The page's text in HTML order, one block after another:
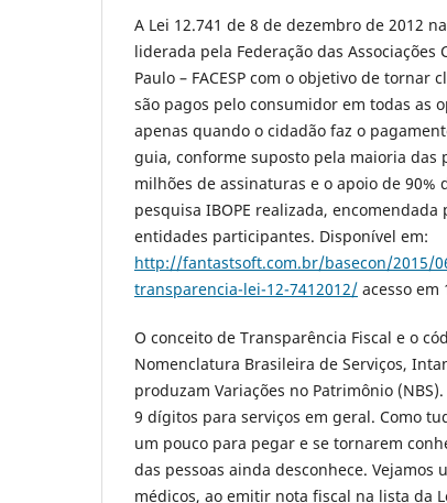
A Lei 12.741 de 8 de dezembro de 2012
liderada pela Federação das Associações
Paulo – FACESP com o objetivo de tornar
são pagos pelo consumidor em todas as
apenas quando o cidadão faz o
guia, conforme suposto pela maioria das
milhões de assinaturas e o apoio de 90%
pesquisa IBOPE realizada, encomendada
entidades participantes. Disponível em:
http://fantastsoft.com.br/basecon/2015/
transparencia-lei-12-7412012/ acesso em
O conceito de Transparência Fiscal e o
Nomenclatura Brasileira de Serviços,
produzam Variações no Patrimônio
9 dígitos para serviços em geral. Como
um pouco para pegar e se tornarem
das pessoas ainda desconhece. Vejamos
médicos, ao emitir nota fiscal na lista da